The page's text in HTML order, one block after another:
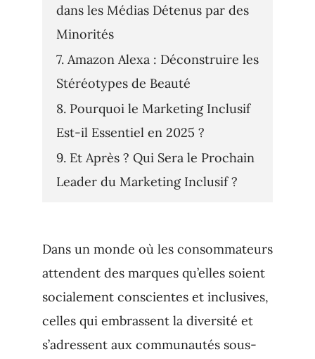
dans les Médias Détenus par des
Minorités
Amazon Alexa : Déconstruire les
Stéréotypes de Beauté
Pourquoi le Marketing Inclusif
Est-il Essentiel en 2025 ?
Et Après ? Qui Sera le Prochain
Leader du Marketing Inclusif ?
Dans un monde où les consommateurs
attendent des marques qu’elles soient
socialement conscientes et inclusives,
celles qui embrassent la diversité et
s’adressent aux communautés sous-